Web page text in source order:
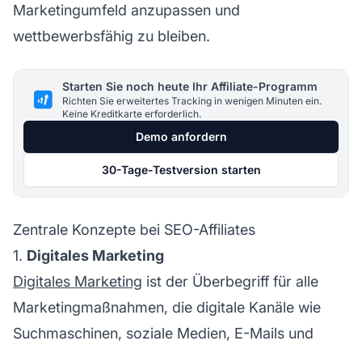
Marketingumfeld anzupassen und
wettbewerbsfähig zu bleiben.
Starten Sie noch heute Ihr Affiliate-Programm
Richten Sie erweitertes Tracking in wenigen Minuten ein.
Keine Kreditkarte erforderlich.
Demo anfordern
30-Tage-Testversion starten
Zentrale Konzepte bei SEO-Affiliates
1. Digitales Marketing
Digitales Marketing ist der Überbegriff für alle
Marketingmaßnahmen, die digitale Kanäle wie
Suchmaschinen, soziale Medien, E-Mails und